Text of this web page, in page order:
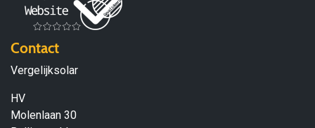
Contact
Vergelijksolar
HV
Molenlaan 30